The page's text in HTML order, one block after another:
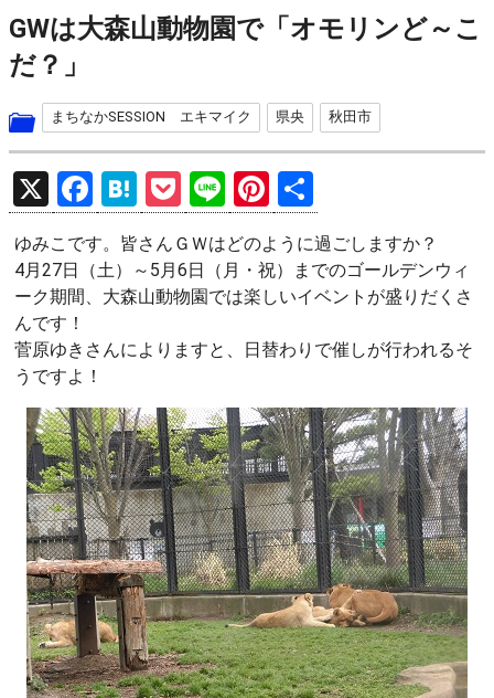
GWは大森山動物園で「オモリンど～こ
だ？」
まちなかSESSION エキマイク 県央 秋田市
X
F
a
ce
b
o
k
H
at
e
n
P
o
ck
et
Li
n
e
Pi
nt
er
es
t
有
ゆみこです。皆さんＧＷはどのように過ごしますか？
4月27日（土）～5月6日（月・祝）までのゴールデンウィ
ーク期間、大森山動物園では楽しいイベントが盛りだくさ
んです！
菅原ゆきさんによりますと、日替わりで催しが行われるそ
うですよ！